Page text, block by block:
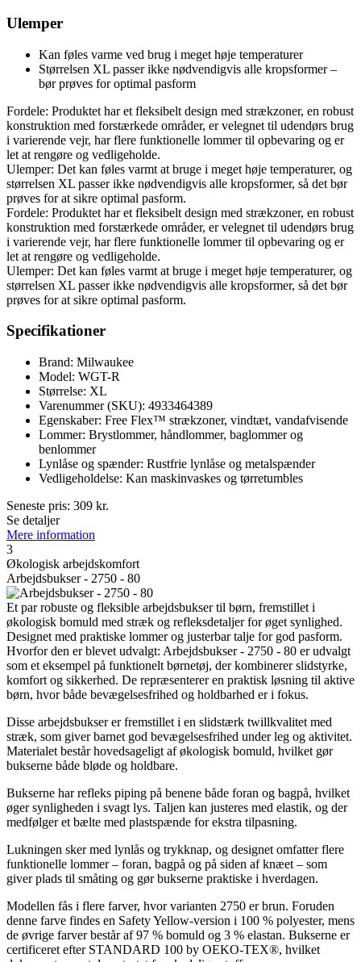
Ulemper
Kan føles varme ved brug i meget høje temperaturer
Størrelsen XL passer ikke nødvendigvis alle kropsformer –
bør prøves for optimal pasform
Fordele: Produktet har et fleksibelt design med strækzoner, en robust
konstruktion med forstærkede områder, er velegnet til udendørs brug
i varierende vejr, har flere funktionelle lommer til opbevaring og er
let at rengøre og vedligeholde.
Ulemper: Det kan føles varmt at bruge i meget høje temperaturer, og
størrelsen XL passer ikke nødvendigvis alle kropsformer, så det bør
prøves for at sikre optimal pasform.
Fordele: Produktet har et fleksibelt design med strækzoner, en robust
konstruktion med forstærkede områder, er velegnet til udendørs brug
i varierende vejr, har flere funktionelle lommer til opbevaring og er
let at rengøre og vedligeholde.
Ulemper: Det kan føles varmt at bruge i meget høje temperaturer, og
størrelsen XL passer ikke nødvendigvis alle kropsformer, så det bør
prøves for at sikre optimal pasform.
Specifikationer
Brand: Milwaukee
Model: WGT-R
Størrelse: XL
Varenummer (SKU): 4933464389
Egenskaber: Free Flex™ strækzoner, vindtæt, vandafvisende
Lommer: Brystlommer, håndlommer, baglommer og
benlommer
Lynlåse og spænder: Rustfrie lynlåse og metalspænder
Vedligeholdelse: Kan maskinvaskes og tørretumbles
Seneste pris: 309 kr.
Se detaljer
Mere information
3
Økologisk arbejdskomfort
Arbejdsbukser - 2750 - 80
Et par robuste og fleksible arbejdsbukser til børn, fremstillet i
økologisk bomuld med stræk og refleksdetaljer for øget synlighed.
Designet med praktiske lommer og justerbar talje for god pasform.
Hvorfor den er blevet udvalgt: Arbejdsbukser - 2750 - 80 er udvalgt
som et eksempel på funktionelt børnetøj, der kombinerer slidstyrke,
komfort og sikkerhed. De repræsenterer en praktisk løsning til aktive
børn, hvor både bevægelsesfrihed og holdbarhed er i fokus.
Disse arbejdsbukser er fremstillet i en slidstærk twillkvalitet med
stræk, som giver barnet god bevægelsesfrihed under leg og aktivitet.
Materialet består hovedsageligt af økologisk bomuld, hvilket gør
bukserne både bløde og holdbare.
Bukserne har refleks piping på benene både foran og bagpå, hvilket
øger synligheden i svagt lys. Taljen kan justeres med elastik, og der
medfølger et bælte med plastspænde for ekstra tilpasning.
Lukningen sker med lynlås og trykknap, og designet omfatter flere
funktionelle lommer – foran, bagpå og på siden af knæet – som
giver plads til småting og gør bukserne praktiske i hverdagen.
Modellen fås i flere farver, hvor varianten 2750 er brun. Foruden
denne farve findes en Safety Yellow-version i 100 % polyester, mens
de øvrige farver består af 97 % bomuld og 3 % elastan. Bukserne er
certificeret efter STANDARD 100 by OEKO-TEX®, hvilket